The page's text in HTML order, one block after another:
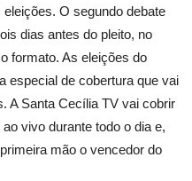
O segundo debate
dias antes do pleito, no
formato. As eleições do
especial de cobertura que vai
A Santa Cecília TV vai cobrir
vivo durante todo o dia e,
mão o vencedor do